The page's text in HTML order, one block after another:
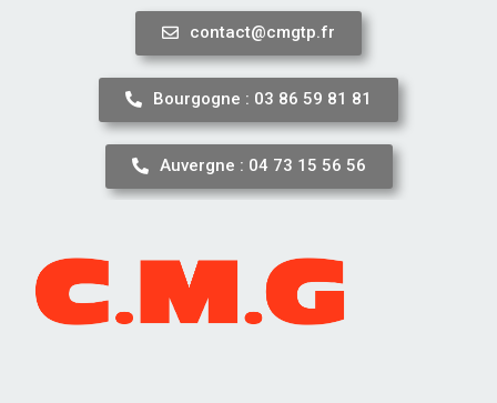
contact@cmgtp.fr
Bourgogne : 03 86 59 81 81
Auvergne : 04 73 15 56 56